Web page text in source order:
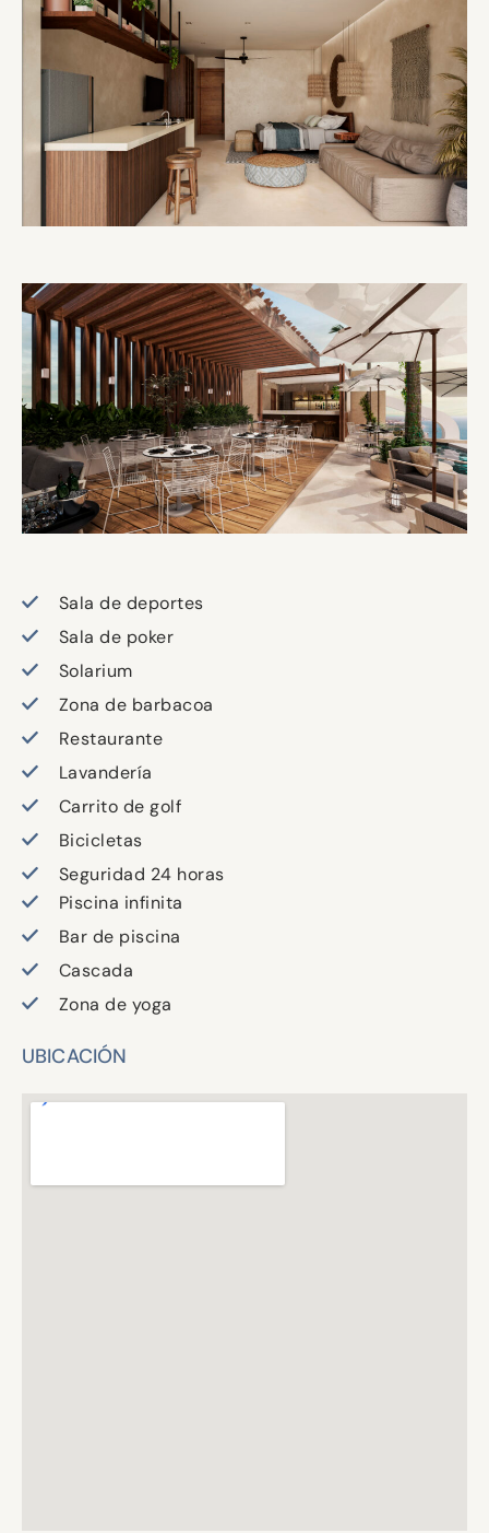
Sala de deportes
Sala de poker
Solarium
Zona de barbacoa
Restaurante
Lavandería
Carrito de golf
Bicicletas
Seguridad 24 horas
Piscina infinita
Bar de piscina
Cascada
Zona de yoga
UBICACIÓN